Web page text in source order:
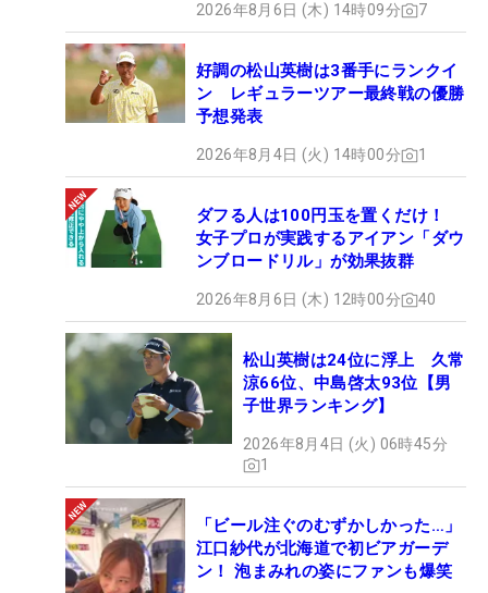
2026年8月6日 (木) 14時09分 7
好調の松山英樹は3番手にランクイ
ン レギュラーツアー最終戦の優勝
予想発表
2026年8月4日 (火) 14時00分 1
ダフる人は100円玉を置くだけ！
女子プロが実践するアイアン「ダウ
ンブロードリル」が効果抜群
2026年8月6日 (木) 12時00分 40
松山英樹は24位に浮上 久常
涼66位、中島啓太93位【男
子世界ランキング】
2026年8月4日 (火) 06時45分
1
「ビール注ぐのむずかしかった…」
江口紗代が北海道で初ビアガーデ
ン！ 泡まみれの姿にファンも爆笑